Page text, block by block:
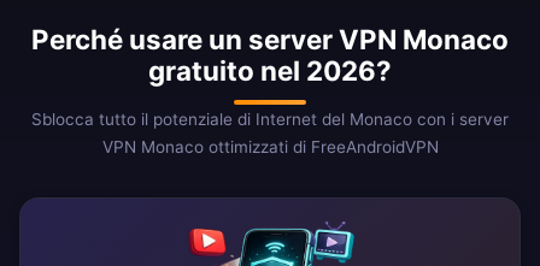
Perché usare un server VPN Monaco
gratuito nel 2026?
Sblocca tutto il potenziale di Internet del Monaco con i server
VPN Monaco ottimizzati di FreeAndroidVPN